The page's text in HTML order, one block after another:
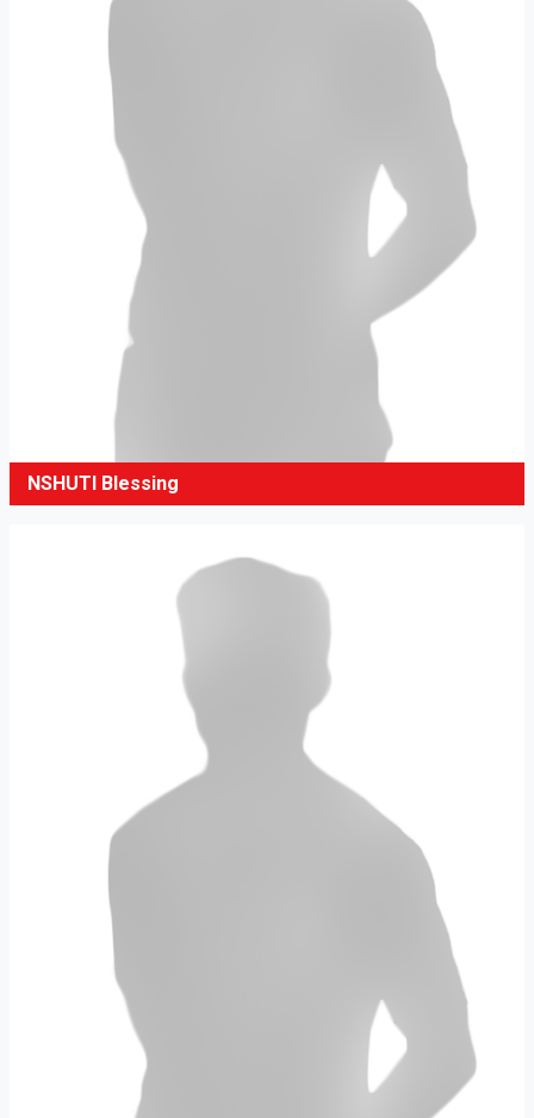
NSHUTI Blessing